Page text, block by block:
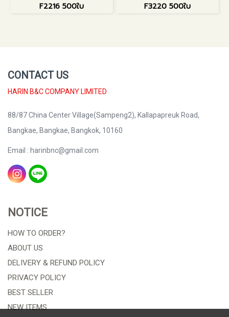
F2216 500ใบ F3220 500ใบ
CONTACT US
HARIN B&C COMPANY LIMITED
88/87 China Center Village(Sampeng2), Kallapapreuk Road,
Bangkae, Bangkae, Bangkok, 10160
Email : harinbnc@gmail.com
NOTICE
HOW TO ORDER?
ABOUT US
DELIVERY & REFUND POLICY
PRIVACY POLICY
BEST SELLER
NEW ITEMS